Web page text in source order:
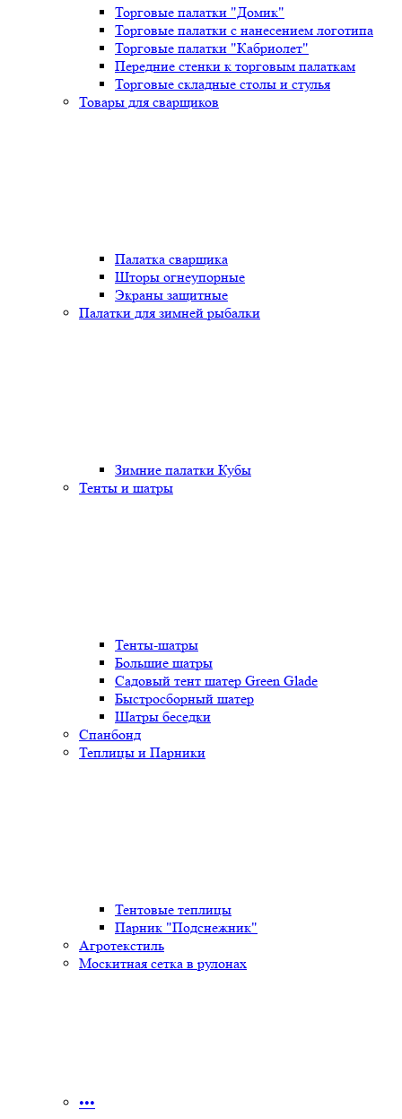
Торговые палатки "Домик"
Торговые палатки с нанесением логотипа
Торговые палатки "Кабриолет"
Передние стенки к торговым палаткам
Торговые складные столы и стулья
Товары для сварщиков
Палатка сварщика
Шторы огнеупорные
Экраны защитные
Палатки для зимней рыбалки
Зимние палатки Кубы
Тенты и шатры
Тенты-шатры
Большие шатры
Садовый тент шатер Green Glade
Быстросборный шатер
Шатры беседки
Спанбонд
Теплицы и Парники
Тентовые теплицы
Парник "Подснежник"
Агротекстиль
Москитная сетка в рулонах
•••